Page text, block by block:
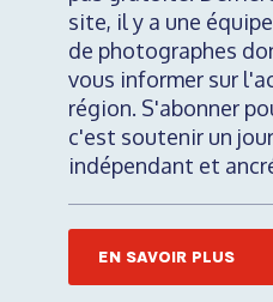
site, il y a une
de photographes
vous informer sur
région. S'abonner
c'est soutenir un
indépendant et
EN SAVOIR PLUS